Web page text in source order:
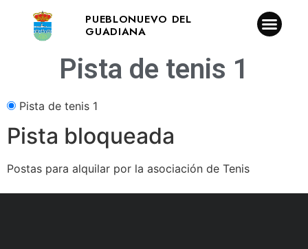
PUEBLONUEVO DEL
GUADIANA
Pista de tenis 1
Pista de tenis 1
Pista bloqueada
Postas para alquilar por la asociación de Tenis